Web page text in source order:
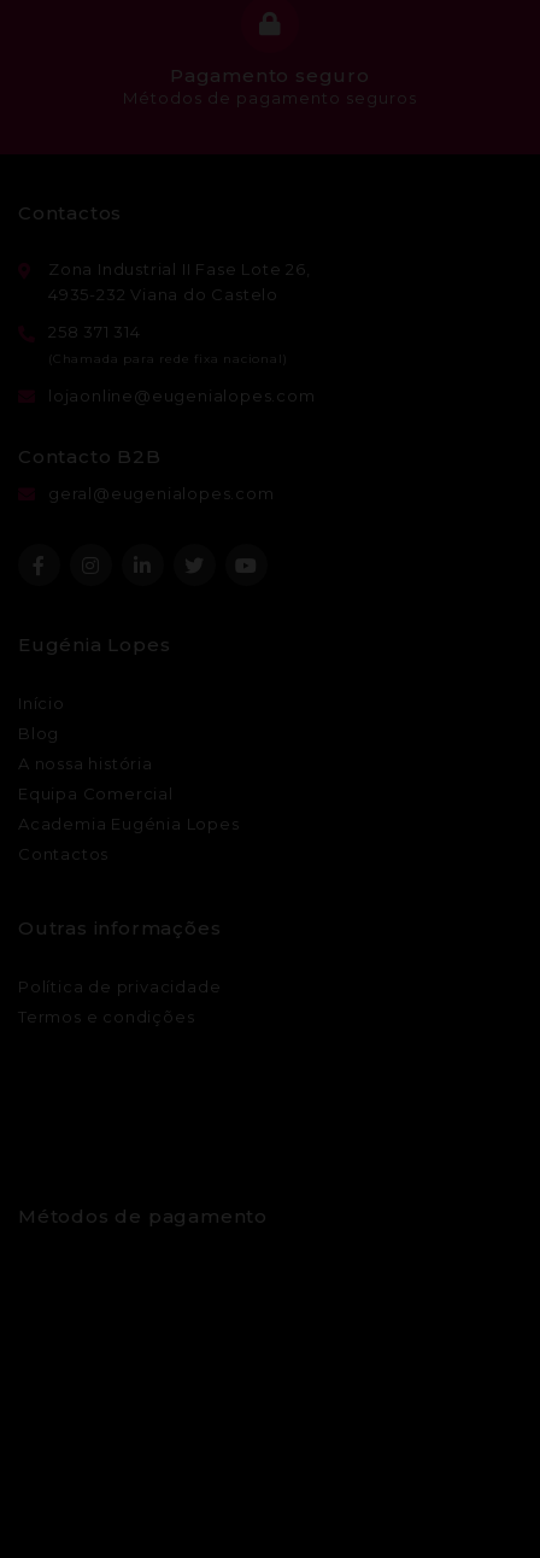
Pagamento seguro
Métodos de pagamento seguros
Contactos
Zona Industrial II Fase Lote 26,
4935-232 Viana do Castelo
258 371 314
lojaonline@eugenialopes.com
Contacto B2B
geral@eugenialopes.com
Eugénia Lopes
Início
Blog
A nossa história
Equipa Comercial
Academia Eugénia Lopes
Contactos
Outras informações
Política de privacidade
Termos e condições
Métodos de pagamento